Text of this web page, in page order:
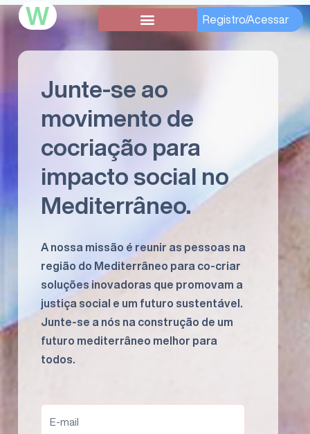
W Registro/Acessar
Junte-se ao
movimento de
cocriação para
impacto social no
Mediterrâneo.
A nossa missão é reunir as pessoas na
região do Mediterrâneo para co-criar
soluções inovadoras que promovam a
justiça social e um futuro sustentável.
Junte-se a nós na construção de um
futuro mediterrâneo melhor para
todos.